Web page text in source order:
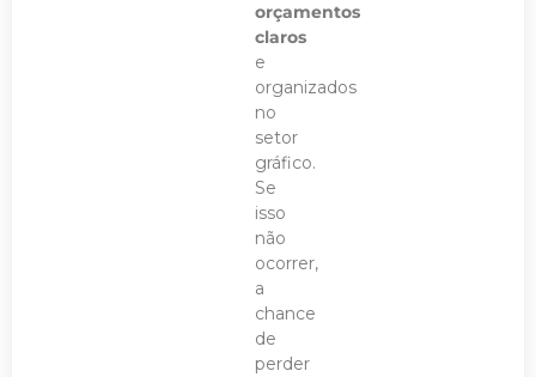
orçamentos
claros
e
organizados
no
setor
gráfico.
Se
isso
não
ocorrer,
a
chance
de
perder